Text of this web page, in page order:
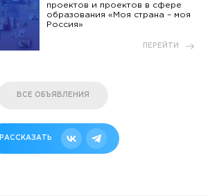
проектов и проектов в сфере
образования «Моя страна – моя
Россия»
ПЕРЕЙТИ
ВСЕ ОБЪЯВЛЕНИЯ
РАССКАЗАТЬ